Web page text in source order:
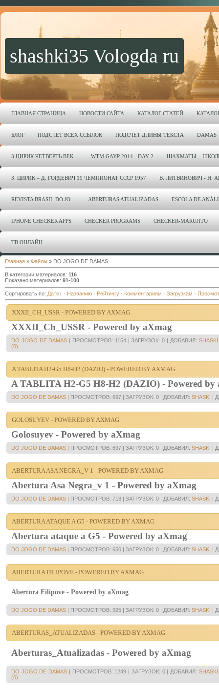
shashki35 Vologda ru
ГЛАВНАЯ СТРАНИЦА НОВОСТИ САЙТА КАТАЛОГ СТАТЕЙ
БЛОГ ПОДСЧЕТ ВСЕХ ССЫЛОК ПОДСЧЕТ ДЛИНЫ ТЕКСТА DAMAS
З.ЦИРИК ЧЕТВЕРТЬ ВЕК... WTM GAYP 2014 - DAY 2 ШАХМАТЫ –
З. ЦИРИК – Д. ГОРДЕВИЧ 19 ЧЕМПИОНАТ СССР 1957 В. ЛИТВИНОВИЧ - Н.
REVISTA BRASIL DO JO... ABERTURAS ATUALIZADAS ESCOLA DE
IPHONE CHECKER APPS CHECKER PROGRAMS CHECKER-MARUJITO
ТВ ОНЛАЙН
Главная » Файлы » DO JOGO DE DAMAS
В категории материалов: 116
Показано материалов: 91-100
Сортировать по: Дате · Названию · Рейтингу · Комментариям · Загрузкам ·
XXXII_CH_USSR - POWERED BY AXMAG
XXXII_Ch_USSR - Powered by aXmag
DO JOGO DE DAMAS | ПРОСМОТРОВ: 1154|ЗАГРУЗОК: 0 | ДОБАВИЛ: SHASKI
(0)
A TABLITA H2-G5 H8-H2 (DAZIO) - POWERED BY AXMAG
A TABLITA H2-G5 H8-H2 (DAZIO) - Powered by
DO JOGO DE DAMAS | ПРОСМОТРОВ: 697 | ЗАГРУЗОК: 0 | ДОБАВИЛ: SHASKI |
GOLOSUYEV - POWERED BY AXMAG
Golosuyev - Powered by aXmag
DO JOGO DE DAMAS | ПРОСМОТРОВ: 697 | ЗАГРУЗОК: 0 | ДОБАВИЛ: SHASKI |
ABERTURA ASA NEGRA_V 1 - POWERED BY AXMAG
Abertura Asa Negra_v 1 - Powered by aXmag
DO JOGO DE DAMAS | ПРОСМОТРОВ: 718 | ЗАГРУЗОК: 0 | ДОБАВИЛ: SHASKI |
ABERTURA ATAQUE A G5 - POWERED BY AXMAG
Abertura ataque a G5 - Powered by aXmag
DO JOGO DE DAMAS | ПРОСМОТРОВ: 650 | ЗАГРУЗОК: 0 | ДОБАВИЛ: SHASKI |
ABERTURA FILIPOVE - POWERED BY AXMAG
Abertura Filipove - Powered by aXmag
DO JOGO DE DAMAS | ПРОСМОТРОВ: 925 | ЗАГРУЗОК: 0 | ДОБАВИЛ: SHASKI |
ABERTURAS_ATUALIZADAS - POWERED BY AXMAG
Aberturas_Atualizadas - Powered by aXmag
DO JOGO DE DAMAS | ПРОСМОТРОВ: 1249 | ЗАГРУЗОК: 0| ДОБАВИЛ: SHASKI
(0)